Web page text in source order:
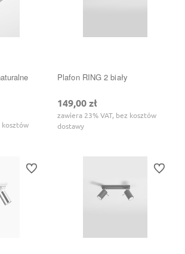
kosztów
Plafon RING 2 biały
149,00 zł
zawiera 23% VAT, bez kosztów
dostawy
Do ulubionych Do